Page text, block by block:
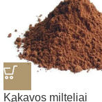
Kakavos milteliai